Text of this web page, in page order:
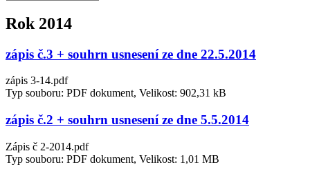
Rok 2014
zápis č.3 + souhrn usnesení ze dne 22.5.2014
zápis 3-14.pdf
Typ souboru: PDF dokument, Velikost: 902,31 kB
zápis č.2 + souhrn usnesení ze dne 5.5.2014
Zápis č 2-2014.pdf
Typ souboru: PDF dokument, Velikost: 1,01 MB